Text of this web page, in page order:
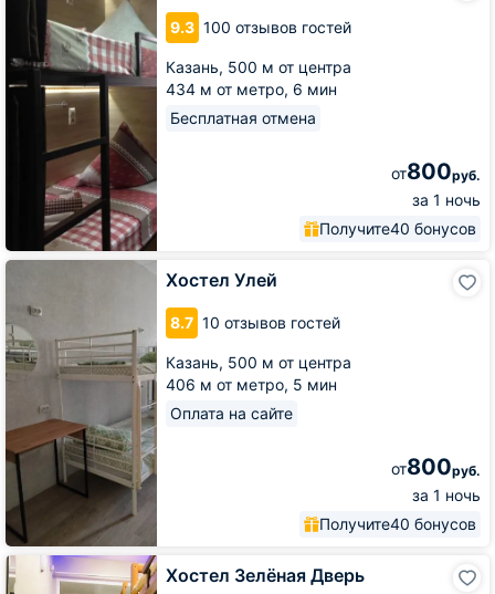
9.3 100 отзывов гостей
Казань, 500 м от центра
434 м от метро, 6 мин
Бесплатная отмена
от800руб.
за 1 ночь
Получите40 бонусов
Хостел Улей
8.7 10 отзывов гостей
Казань, 500 м от центра
406 м от метро, 5 мин
Оплата на сайте
от800руб.
за 1 ночь
Получите40 бонусов
Хостел
Хостел Зелёная Дверь
Хостел
Зелёная